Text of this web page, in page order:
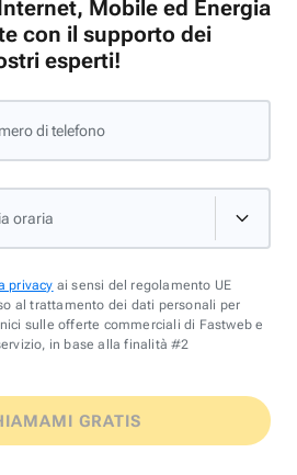
Mobile ed Energia
con il supporto dei
esperti!
di telefono
oraria
privacy ai sensi del regolamento UE
al trattamento dei dati personali per
sulle offerte commerciali di Fastweb e
in base alla finalità #2
GRATIS